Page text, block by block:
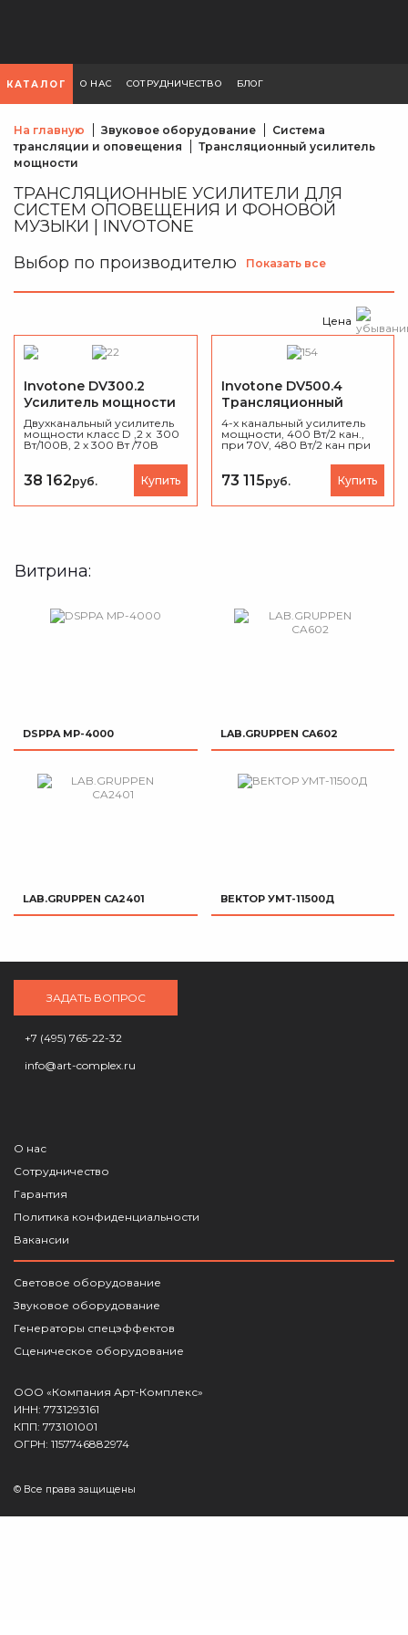
КАТАЛОГ О НАС СОТРУДНИЧЕСТВО БЛОГ
На главную Звуковое оборудование
Система
трансляции и оповещения
Трансляционный усилитель
мощности
ТРАНСЛЯЦИОННЫЕ УСИЛИТЕЛИ ДЛЯ
СИСТЕМ ОПОВЕЩЕНИЯ И ФОНОВОЙ
МУЗЫКИ | INVOTONE
Выбор по производителю
Показать все
Цена
Invotone DV300.2
Усилитель мощности
Двухканальный усилитель
мощности класс D ,2 х 300
Вт/100В, 2 х 300 Вт /70В
38 162руб. Купить
Invotone DV500.4
Трансляционный
усилитель мощности
4-х канальный усилитель
мощности, 400 Вт/2 кан.,
при 70V, 480 Вт/2 кан при
73 115руб. Купить
Витрина:
DSPPA MP-4000 LAB.GRUPPEN CA602
LAB.GRUPPEN CA2401 ВЕКТОР УМТ-11500Д
ЗАДАТЬ ВОПРОС
+7 (495) 765-22-32
info@art-complex.ru
О нас
Сотрудничество
Гарантия
Политика конфиденциальности
Вакансии
Световое оборудование
Звуковое оборудование
Генераторы спецэффектов
Сценическое оборудование
ООО «Компания Арт-Комплекс»
ИНН: 7731293161
КПП: 773101001
ОГРН: 1157746882974
© Все права защищены